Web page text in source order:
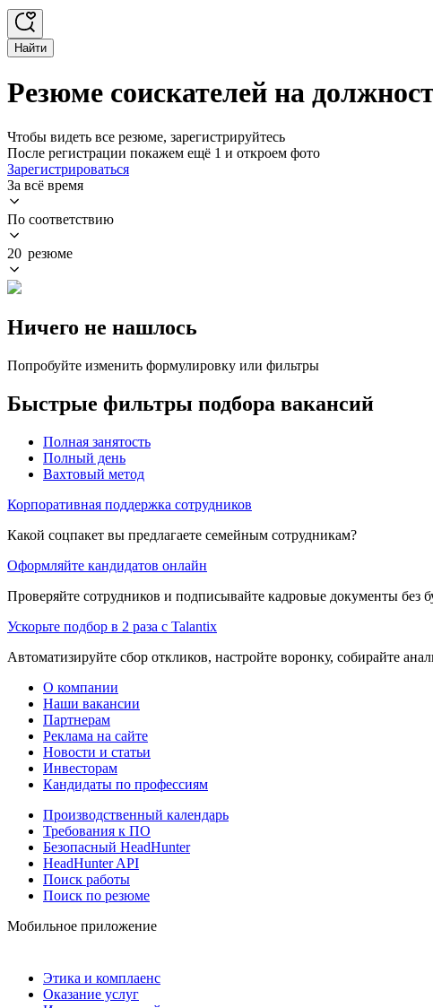
Найти
Резюме соискателей на
Чтобы видеть все резюме, зарегистрируйтесь
После регистрации покажем ещё 1 и откроем фото
Зарегистрироваться
За всё время
По соответствию
20 резюме
Ничего не нашлось
Попробуйте изменить формулировку или фильтры
Быстрые фильтры подбора вакансий
Полная занятость
Полный день
Вахтовый метод
Корпоративная поддержка сотрудников
Какой соцпакет вы предлагаете семейным сотрудникам?
Оформляйте кандидатов онлайн
Проверяйте сотрудников и подписывайте кадровые документы без
Ускорьте подбор в 2 раза с Talantix
Автоматизируйте сбор откликов, настройте воронку, собирайте
О компании
Наши вакансии
Партнерам
Реклама на сайте
Новости и статьи
Инвесторам
Кандидаты по профессиям
Производственный календарь
Требования к ПО
Безопасный HeadHunter
HeadHunter API
Поиск работы
Поиск по резюме
Мобильное приложение
Этика и комплаенс
Оказание услуг